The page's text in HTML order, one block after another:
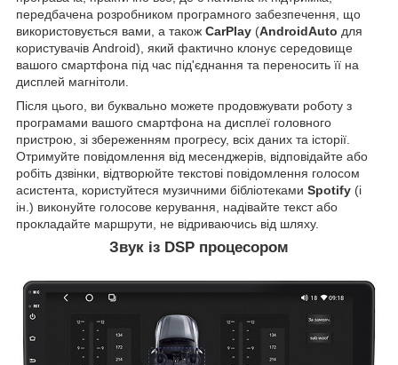
передбачена розробником програмного забезпечення, що
використовується вами, а також CarPlay (AndroidAuto для
користувачів Android), який фактично клонує середовище
вашого смартфона під час під'єднання та переносить її на
дисплей магнітоли.
Після цього, ви буквально можете продовжувати роботу з
програмами вашого смартфона на дисплеї головного
пристрою, зі збереженням прогресу, всіх даних та історії.
Отримуйте повідомлення від месенджерів, відповідайте або
робіть дзвінки, відтворюйте текстові повідомлення голосом
асистента, користуйтеся музичними бібліотеками Spotify (і
ін.) виконуйте голосове керування, надівайте текст або
прокладайте маршрути, не відриваючись від шляху.
Звук із DSP процесором